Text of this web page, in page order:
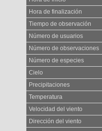
Hora de finalización
Tiempo de observación
Número de usuarios
Número de observaciones
Número de especies
Cielo
Precipitaciones
Temperatura
Velocidad del viento
Dirección del viento